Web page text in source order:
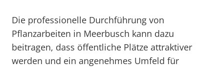
Die professionelle Durchführung von
Pflanzarbeiten in Meerbusch kann dazu
beitragen, dass öffentliche Plätze attraktiver
werden und ein angenehmes Umfeld für